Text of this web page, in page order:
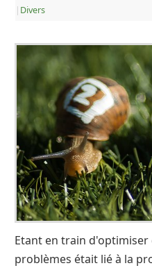
| Divers
Etant en train d'optimiser
problèmes était lié à la